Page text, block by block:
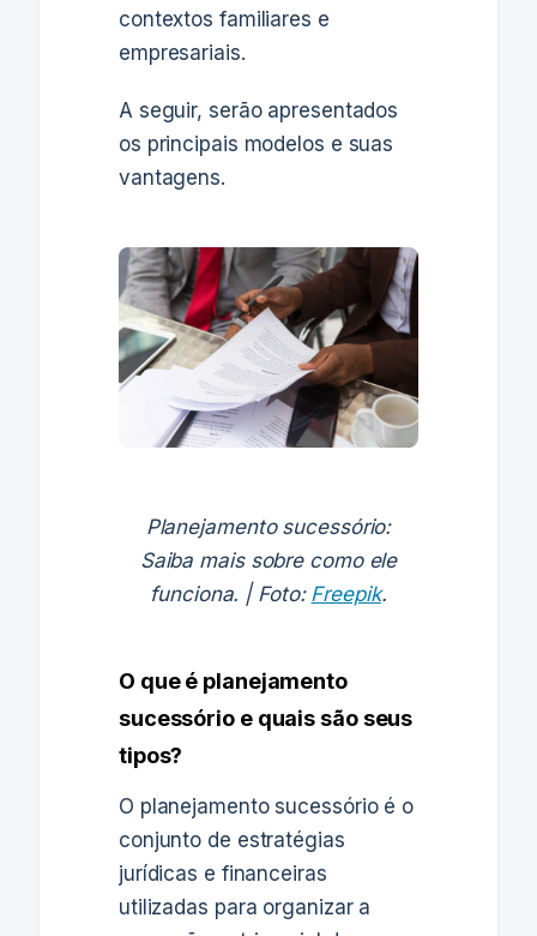
contextos familiares e
empresariais.
A seguir, serão apresentados
os principais modelos e suas
vantagens.
Planejamento sucessório:
Saiba mais sobre como ele
funciona. | Foto: Freepik.
O que é planejamento
sucessório e quais são seus
tipos?
O planejamento sucessório é o
conjunto de estratégias
jurídicas e financeiras
utilizadas para organizar a